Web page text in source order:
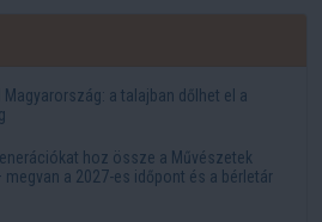
Magyarország: a talajban dőlhet el a
hoz össze a Művészetek
megvan a 2027-es időpont és a bérletár